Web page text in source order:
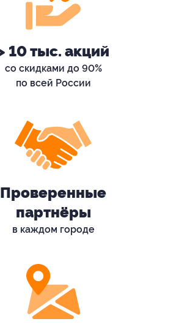
10 тыс. акций
со скидками до 90%
по всей России
Проверенные
партнёры
в каждом городе